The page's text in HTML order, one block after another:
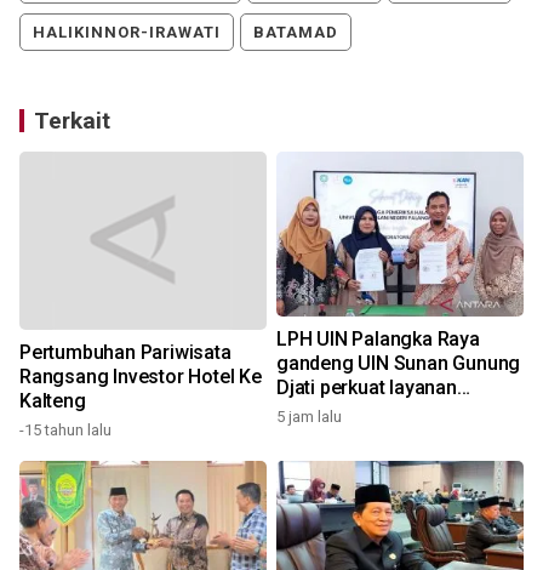
HALIKINNOR-IRAWATI BATAMAD
Terkait
Pertumbuhan Pariwisata
Rangsang Investor Hotel Ke
Kalteng
-15 tahun lalu
LPH UIN Palangka Raya
gandeng UIN Sunan Gunung
Djati perkuat layanan
sertifikasi halal
5 jam lalu